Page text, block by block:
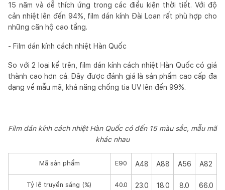
15 năm và dễ thích ứng trong các điều kiện thời tiết. Với độ
cản nhiệt lên đến 94%, film dán kính Đài Loan rất phù hợp cho
những căn hộ cao tầng.
- Film dán kính cách nhiệt Hàn Quốc
So với 2 loại kể trên, film dán kính cách nhiệt Hàn Quốc có giá
thành cao hơn cả. Đây được đánh giá là sản phẩm cao cấp đa
dạng về mẫu mã, khả năng chống tia UV lên đến 99%.
Film dán kính cách nhiệt Hàn Quốc có đến 15 màu sắc, mẫu mã
khác nhau
Mã sản phẩm E90 A48 A88 A56 A82
Tỷ lệ truyền sáng (%) 40.0 23.0 18.0 8.0 66.0